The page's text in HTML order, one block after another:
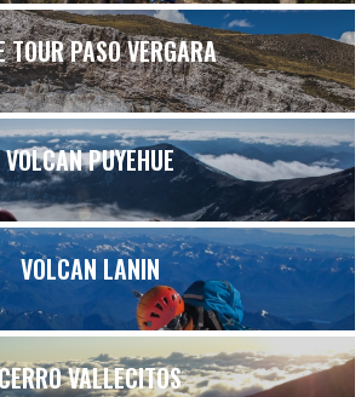
TOUR PASO VERGARA
VOLCAN PUYEHUE
VOLCAN LANIN
VALLECITOS